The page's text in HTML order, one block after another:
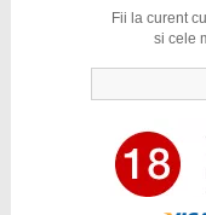
Fii la curent
si cele